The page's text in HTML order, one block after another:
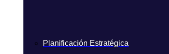
Planificación Estratégica